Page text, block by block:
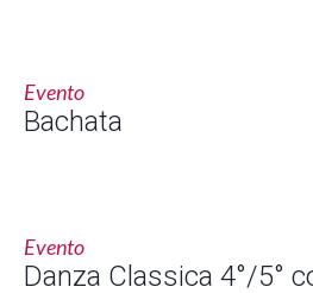
Evento
Bachata
Evento
Danza Classica 4°/5°